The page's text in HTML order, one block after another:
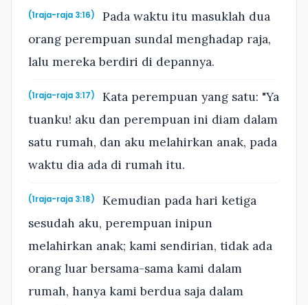
(1raja-raja 3:16)
Pada waktu itu masuklah dua
orang perempuan sundal menghadap raja,
lalu mereka berdiri di depannya.
(1raja-raja 3:17)
Kata perempuan yang satu: "Ya
tuanku! aku dan perempuan ini diam dalam
satu rumah, dan aku melahirkan anak, pada
waktu dia ada di rumah itu.
(1raja-raja 3:18)
Kemudian pada hari ketiga
sesudah aku, perempuan inipun
melahirkan anak; kami sendirian, tidak ada
orang luar bersama-sama kami dalam
rumah, hanya kami berdua saja dalam